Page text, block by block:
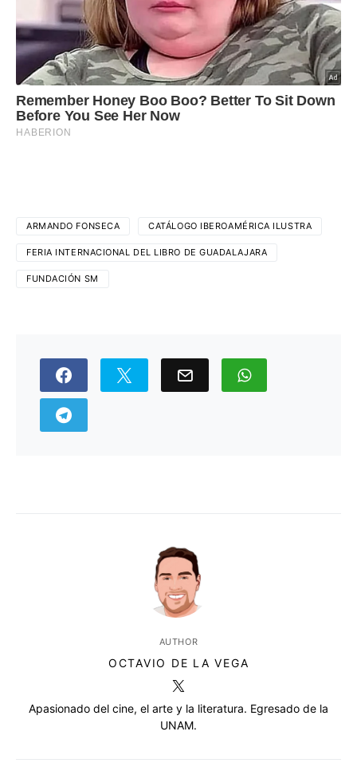
ARMANDO FONSECA CATÁLOGO IBEROAMÉRICA ILUSTRA
FERIA INTERNACIONAL DEL LIBRO DE GUADALAJARA
FUNDACIÓN SM
AUTHOR
OCTAVIO DE LA VEGA
Apasionado del cine, el arte y la literatura. Egresado de la
UNAM.